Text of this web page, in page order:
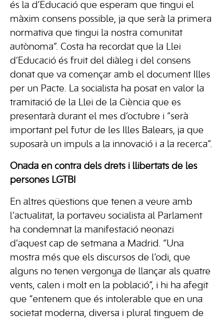
és la d’Educació que esperam que tingui el
màxim consens possible, ja que serà la primera
normativa que tingui la nostra comunitat
autònoma”. Costa ha recordat que la Llei
d’Educació és fruit del diàleg i del consens
donat que va començar amb el document Illes
per un Pacte. La socialista ha posat en valor la
tramitació de la Llei de la Ciència que es
presentarà durant el mes d’octubre i “serà
important pel futur de les Illes Balears, ja que
suposarà un impuls a la innovació i a la recerca”.
Onada en contra dels drets i llibertats de les
persones LGTBI
En altres qüestions que tenen a veure amb
l’actualitat, la portaveu socialista al Parlament
ha condemnat la manifestació neonazi
d’aquest cap de setmana a Madrid. “Una
mostra més que els discursos de l’odi, que
alguns no tenen vergonya de llançar als quatre
vents, calen i molt en la població”, i hi ha afegit
que “entenem que és intolerable que en una
societat moderna, diversa i plural tinguem de